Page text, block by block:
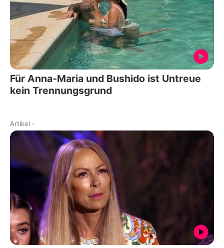
Für Anna-Maria und Bushido ist Untreue
kein Trennungsgrund
Artikel -